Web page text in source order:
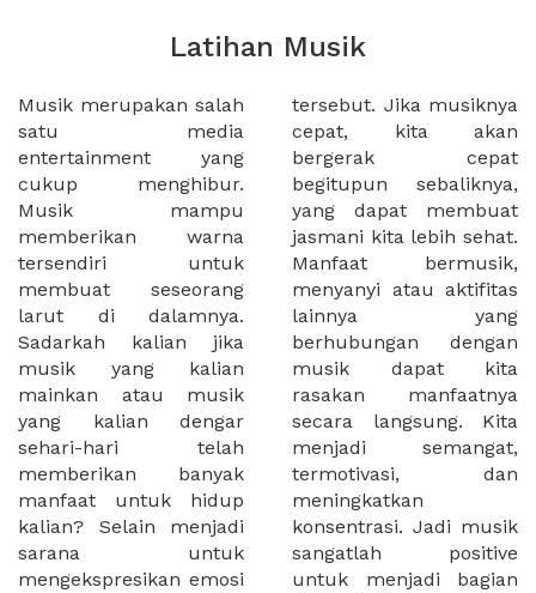
Latihan Musik
Musik merupakan salah
satu media
entertainment yang
cukup menghibur.
Musik mampu
memberikan warna
tersendiri untuk
membuat seseorang
larut di dalamnya.
Sadarkah kalian jika
musik yang kalian
mainkan atau musik
yang kalian dengar
sehari-hari telah
memberikan banyak
manfaat untuk hidup
kalian? Selain menjadi
sarana untuk
mengekspresikan emosi
tersebut. Jika musiknya
cepat, kita akan
bergerak cepat
begitupun sebaliknya,
yang dapat membuat
jasmani kita lebih sehat.
Manfaat bermusik,
menyanyi atau aktifitas
lainnya yang
berhubungan dengan
musik dapat kita
rasakan manfaatnya
secara langsung. Kita
menjadi semangat,
termotivasi, dan
meningkatkan
konsentrasi. Jadi musik
sangatlah positive
untuk menjadi bagian